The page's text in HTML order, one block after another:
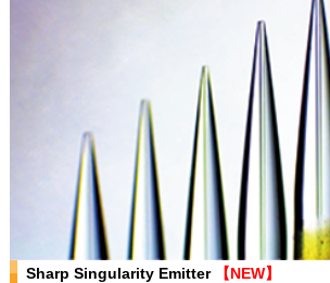
Sharp Singularity Emitter 【NEW】